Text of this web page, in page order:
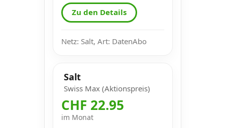
Zu den Details
Netz: Salt, Art: DatenAbo
Salt
Swiss Max (Aktionspreis)
CHF 22.95
im Monat